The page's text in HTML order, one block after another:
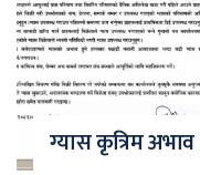
ग्यास कृत्रिम